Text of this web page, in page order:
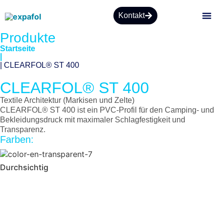
Kontakt
Produkte
Startseite
| CLEARFOL® ST 400
CLEARFOL® ST 400
Textile Architektur (Markisen und Zelte)
CLEARFOL® ST 400 ist ein PVC-Profil für den Camping- und
Bekleidungsdruck mit maximaler Schlagfestigkeit und
Transparenz.
Farben:
Durchsichtig